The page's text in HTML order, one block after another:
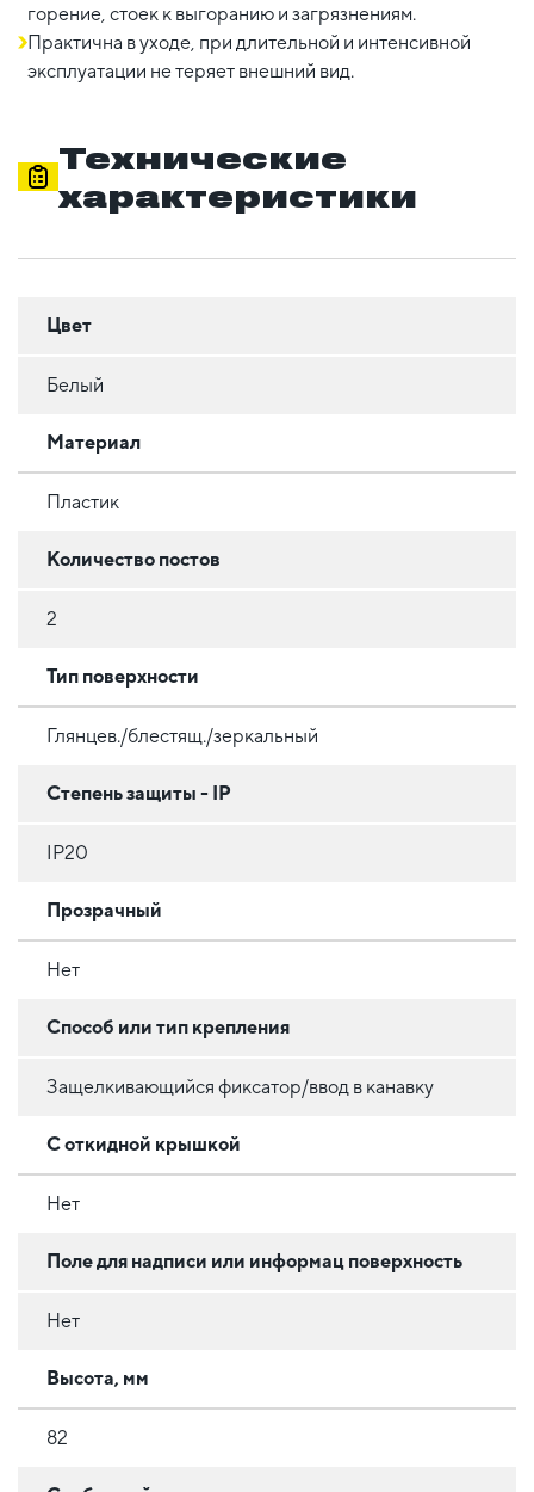
горение, стоек к выгоранию и загрязнениям.
Практична в уходе, при длительной и интенсивной
эксплуатации не теряет внешний вид.
Технические
характеристики
Цвет
Белый
Материал
Пластик
Количество постов
2
Тип поверхности
Глянцев./блестящ./зеркальный
Степень защиты - IP
IP20
Прозрачный
Нет
Способ или тип крепления
Защелкивающийся фиксатор/ввод в канавку
С откидной крышкой
Нет
Поле для надписи или информац поверхность
Нет
Высота, мм
82